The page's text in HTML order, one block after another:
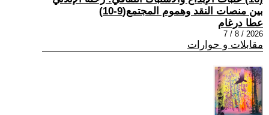
بين منصات النقد وهموم المجتمع(9-10)
عطا درغام
2026 / 8 / 7
مقابلات و حوارات